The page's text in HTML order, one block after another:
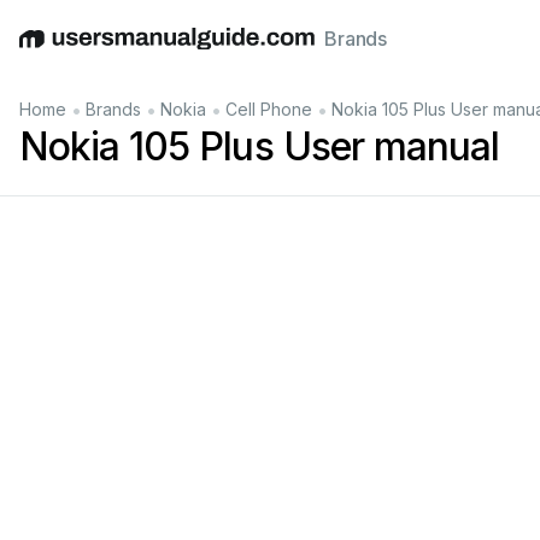
EnglishDeutschEspañolItalianoFrançais
Brands
Home • Brands • Nokia • Cell Phone • Nokia 105 Plus User
Nokia 105 Plus User manual